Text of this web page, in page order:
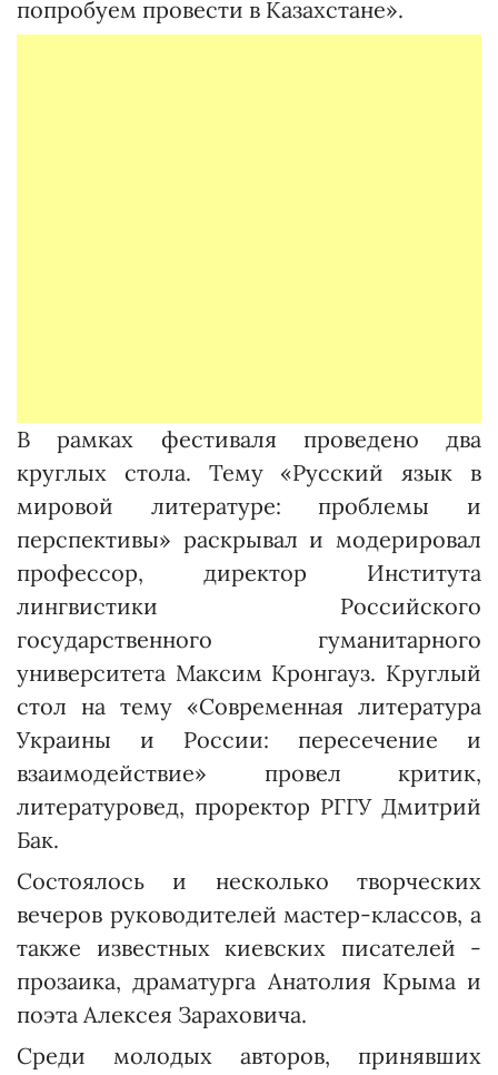
попробуем провести в Казахстане».
В рамках фестиваля проведено два
круглых стола. Тему «Русский язык в
мировой литературе: проблемы и
перспективы» раскрывал и модерировал
профессор, директор Института
лингвистики Российского
государственного гуманитарного
университета Максим Кронгауз. Круглый
стол на тему «Современ­ная литература
Украины и России: пересечение и
взаимодействие» провел критик,
литературовед, проректор РГГУ Дмитрий
Бак.
Состоялось и несколько творческих
вечеров руководителей мастер-классов, а
также известных киевских писателей -
прозаика, драматурга Анатолия Крыма и
поэта Алексея За­ра­хо­вича.
Среди молодых авторов, принявших